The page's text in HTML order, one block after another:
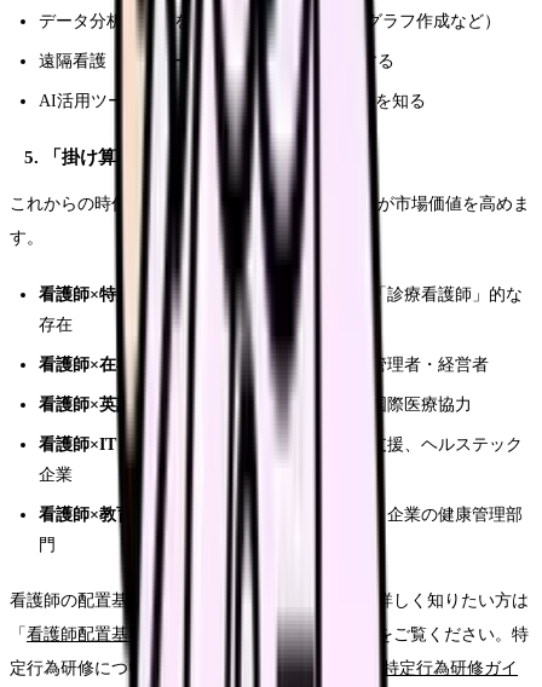
データ分析の基礎を学ぶ（Excelでの集計、グラフ作成など）
遠隔看護（テレナーシング）の知識を習得する
AI活用ツール（ChatGPTなど）の業務活用法を知る
5. 「掛け算」のキャリアを作る
これからの時代は「看護師×○○」の掛け算スキルが市場価値を高めま
す。
看護師×特定行為：
医師の業務を一部担える「診療看護師」的な
存在
看護師×在宅医療： 訪問看護ステーションの管理者・経営者
看護師×英語： 外国人患者対応、海外勤務、国際医療協力
看護師×IT： 医療情報システムの開発・導入支援、ヘルステック
企業
看護師×教育：
看護大学の教員、実習指導者、企業の健康管理部
門
看護師の配置基準やICT活用の最新動向について詳しく知りたい方は
「 看護師配置基準とICT活用の2026年最新動向
」をご覧ください。特
定行為研修について詳しく知りたい方は「
看護師特定行為研修ガイ